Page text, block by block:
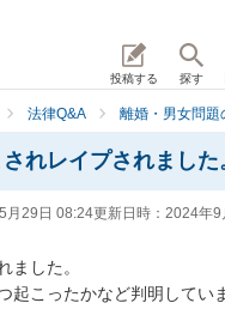
投稿する 探す
法律Q&A 離婚・男女問題
れレイプされました
月29日 08:24更新日時： 2024年9
ました。
起こったかなど判明してい